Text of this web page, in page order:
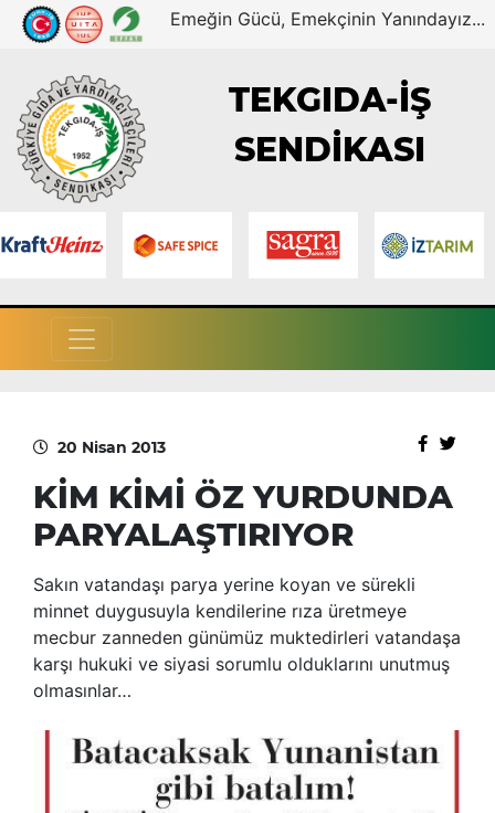
Emeğin Gücü, Emekçinin Yanındayız...
TEKGIDA-İŞ
SENDİKASI
20 Nisan 2013
KİM KİMİ ÖZ YURDUNDA
PARYALAŞTIRIYOR
Sakın vatandaşı parya yerine koyan ve sürekli
minnet duygusuyla kendilerine rıza üretmeye
mecbur zanneden günümüz muktedirleri vatandaşa
karşı hukuki ve siyasi sorumlu olduklarını unutmuş
olmasınlar…